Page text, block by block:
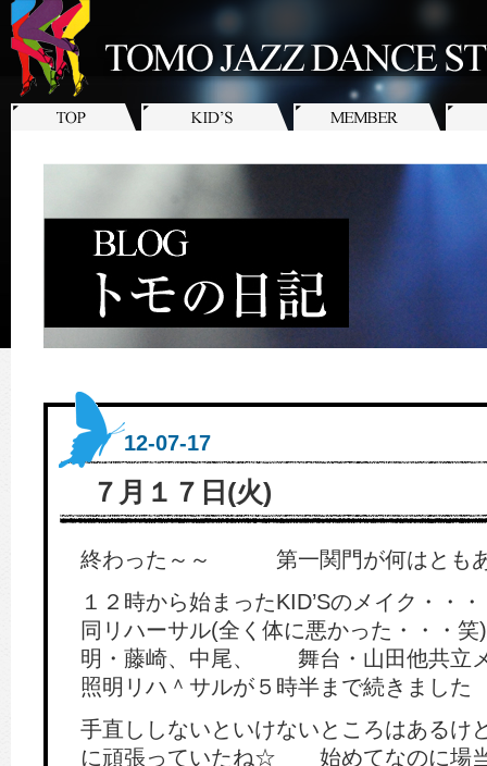
12-07-17
７月１７日(火)
終わった～～ 第一関門が何はともあ
１２時から始まったKID’Sのメイク・・
同リハーサル(全く体に悪かった・・・
明・藤崎、中尾、 舞台・山田他共立
照明リハ＾サルが５時半まで続きました
手直ししないといけないところはあるけ
に頑張っていたね☆ 始めてなのに場